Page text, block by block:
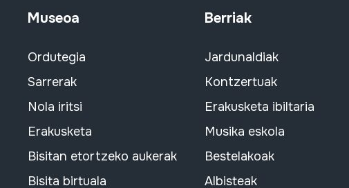
Museoa
Ordutegia
Sarrerak
Nola iritsi
Erakusketa
Bisitan etortzeko aukerak
Bisita birtuala
Berriak
Jardunaldiak
Kontzertuak
Erakusketa ibiltaria
Musika eskola
Bestelakoak
Albisteak